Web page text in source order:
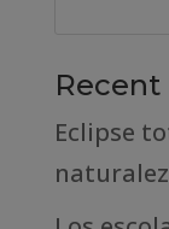
Recent
Eclipse